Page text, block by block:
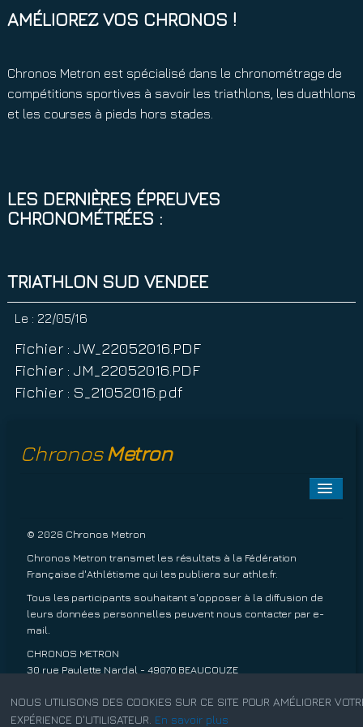
NOUS UTILISONS DES COOKIES SUR CE SITE POUR AMÉLIORER
EXPÉRIENCE D'UTILISATEUR. En savoir plus
AMÉLIOREZ VOS CHRONOS !
Chronos Metron est spécialisé dans le chronométrage de
compétitions sportives à savoir les triathlons, les duathlons
et les courses à pieds hors stades.
LES DERNIÈRES ÉPREUVES
CHRONOMÉTRÉES :
TRIATHLON SUD VENDEE
Le : 22/05/16
Fichier : JW_22052016.PDF
Fichier : JM_22052016.PDF
Fichier : S_21052016.pdf
Chronos Metron
Toggle
A PROPOS
EPREUVES À VENIR
EPREUVES TERMINÉES
CHRONOS METRON
30 rue Paulette Nardal - 49070 BEAUCOUZE
Conditions de ventes.
Chronos Metron transmet les résultats à la Fédération
Française d'Athlétisme qui les publiera sur athle.fr.
Tous les participants souhaitant s'opposer à la diffusion de
leurs données personnelles peuvent nous contacter par e-
mail.
© 2026 Chronos Metron